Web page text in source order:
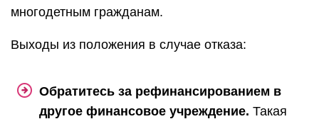
многодетным гражданам.
Выходы из положения в случае отказа:
Обратитесь за рефинансированием в
другое финансовое учреждение. Такая